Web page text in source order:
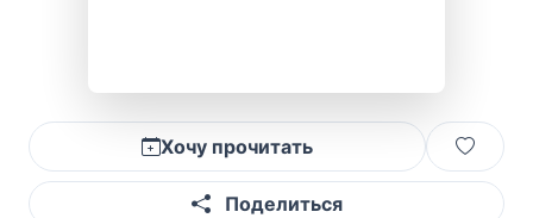
Хочу прочитать
Поделиться